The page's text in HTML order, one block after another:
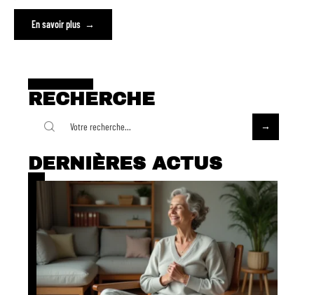
En savoir plus
RECHERCHE
DERNIÈRES ACTUS